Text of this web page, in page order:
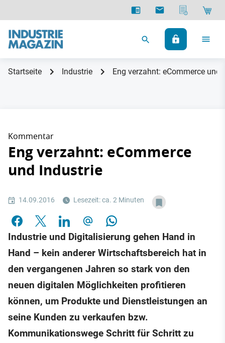
Startseite Industrie Eng verzahnt: eCommerce und
Kommentar
Eng verzahnt: eCommerce
und Industrie
14.09.2016 Lesezeit: ca. 2 Minuten
Industrie und Digitalisierung gehen Hand in
Hand – kein anderer Wirtschaftsbereich hat in
den vergangenen Jahren so stark von den
neuen digitalen Möglichkeiten profitieren
können, um Produkte und Dienstleistungen an
seine Kunden zu verkaufen bzw.
Kommunikationswege Schritt für Schritt zu